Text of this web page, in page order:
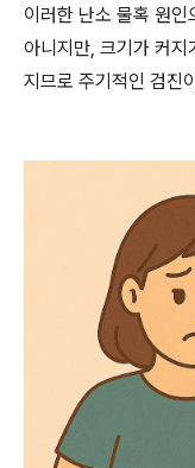
이러한 난소 물혹 원
아니지만, 크기가 커지
지므로 주기적인 검진